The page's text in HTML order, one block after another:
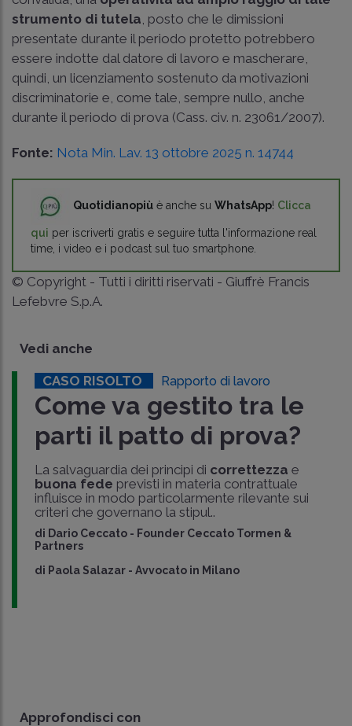
strumento di tutela , posto che le dimissioni
presentate durante il periodo protetto potrebbero
essere indotte dal datore di lavoro e mascherare,
quindi, un licenziamento sostenuto da motivazioni
discriminatorie e, come tale, sempre nullo, anche
durante il periodo di prova (Cass. civ. n. 23061/2007).
Fonte: Nota Min. Lav. 13 ottobre 2025 n. 14744
Quotidianopiù è anche su WhatsApp! Clicca
qui per iscriverti gratis e seguire tutta l'informazione real
time, i video e i podcast sul tuo smartphone.
© Copyright - Tutti i diritti riservati - Giuffrè Francis
Lefebvre S.p.A.
Vedi anche
CASO RISOLTO Rapporto di lavoro
Come va gestito tra le
parti il patto di prova?
La salvaguardia dei principi di correttezza e
buona fede previsti in materia contrattuale
influisce in modo particolarmente rilevante sui
criteri che governano la stipul..
di Dario Ceccato - Founder Ceccato Tormen &
Partners
di Paola Salazar - Avvocato in Milano
Approfondisci con